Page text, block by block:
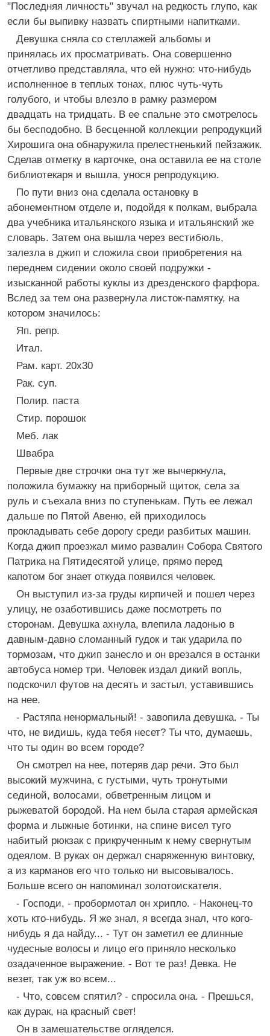
"Последняя личность" звучал на редкость глупо, как
если бы выпивку назвать спиртными напитками.
Девушка сняла со стеллажей альбомы и
принялась их просматривать. Она совершенно
отчетливо представляла, что ей нужно: что-нибудь
исполненное в теплых тонах, плюс чуть-чуть
голубого, и чтобы влезло в рамку размером
двадцать на тридцать. В ее спальне это смотрелось
бы бесподобно. В бесценной коллекции репродукций
Хирошига она обнаружила прелестненький пейзажик.
Сделав отметку в карточке, она оставила ее на столе
библиотекаря и вышла, унося репродукцию.
По пути вниз она сделала остановку в
абонементном отделе и, подойдя к полкам, выбрала
два учебника итальянского языка и итальянский же
словарь. Затем она вышла через вестибюль,
залезла в джип и сложила свои приобретения на
переднем сидении около своей подружки -
изысканной работы куклы из дрезденского фарфора.
Вслед за тем она развернула листок-памятку, на
котором значилось:
Яп. репр.
Итал.
Рам. карт. 20х30
Рак. суп.
Полир. паста
Стир. порошок
Меб. лак
Швабра
Первые две строчки она тут же вычеркнула,
положила бумажку на приборный щиток, села за
руль и съехала вниз по ступенькам. Путь ее лежал
дальше по Пятой Авеню, ей приходилось
прокладывать себе дорогу среди разбитых машин.
Когда джип проезжал мимо развалин Собора Святого
Патрика на Пятидесятой улице, прямо перед
капотом бог знает откуда появился человек.
Он выступил из-за груды кирпичей и пошел через
улицу, не озаботившись даже посмотреть по
сторонам. Девушка ахнула, влепила ладонью в
давным-давно сломанный гудок и так ударила по
тормозам, что джип занесло и он врезался в останки
автобуса номер три. Человек издал дикий вопль,
подскочил футов на десять и застыл, уставившись
на нее.
- Растяпа ненормальный! - завопила девушка. - Ты
что, не видишь, куда тебя несет? Ты что, думаешь,
что ты один во всем городе?
Он смотрел на нее, потеряв дар речи. Это был
высокий мужчина, с густыми, чуть тронутыми
сединой, волосами, обветренным лицом и
рыжеватой бородой. На нем была старая армейская
форма и лыжные ботинки, на спине висел туго
набитый рюкзак с прикрученным к нему свернутым
одеялом. В руках он держал снаряженную винтовку,
а из карманов его что только ни высовывалось.
Больше всего он напоминал золотоискателя.
- Господи, - пробормотал он хрипло. - Наконец-то
хоть кто-нибудь. Я же знал, я всегда знал, что кого-
нибудь я да найду... - Тут он заметил ее длинные
чудесные волосы и лицо его приняло несколько
озадаченное выражение. - Вот те раз! Девка. Не
везет, так уж во всем...
- Что, совсем спятил? - спросила она. - Прешься,
как дурак, на красный свет!
Он в замешательстве огляделся.